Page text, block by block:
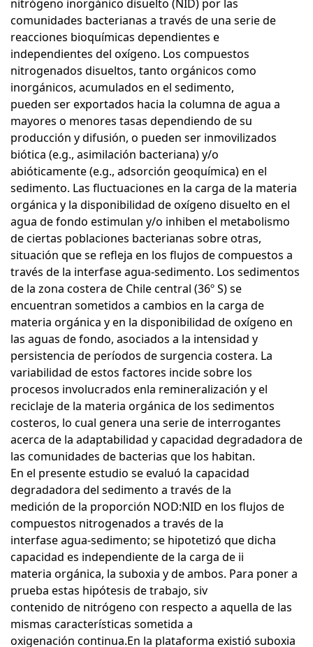
nitrógeno inorgánico disuelto (NID) por las
comunidades bacterianas a través de una serie de
reacciones bioquímicas dependientes e
independientes del oxígeno. Los compuestos
nitrogenados disueltos, tanto orgánicos como
inorgánicos, acumulados en el sedimento,
pueden ser exportados hacia la columna de agua a
mayores o menores tasas dependiendo de su
producción y difusión, o pueden ser inmovilizados
biótica (e.g., asimilación bacteriana) y/o
abióticamente (e.g., adsorción geoquímica) en el
sedimento. Las fluctuaciones en la carga de la materia
orgánica y la disponibilidad de oxígeno disuelto en el
agua de fondo estimulan y/o inhiben el metabolismo
de ciertas poblaciones bacterianas sobre otras,
situación que se refleja en los flujos de compuestos a
través de la interfase agua-sedimento. Los sedimentos
de la zona costera de Chile central (36º S) se
encuentran sometidos a cambios en la carga de
materia orgánica y en la disponibilidad de oxígeno en
las aguas de fondo, asociados a la intensidad y
persistencia de períodos de surgencia costera. La
variabilidad de estos factores incide sobre los
procesos involucrados enla remineralización y el
reciclaje de la materia orgánica de los sedimentos
costeros, lo cual genera una serie de interrogantes
acerca de la adaptabilidad y capacidad degradadora de
las comunidades de bacterias que los habitan.
En el presente estudio se evaluó la capacidad
degradadora del sedimento a través de la
medición de la proporción NOD:NID en los flujos de
compuestos nitrogenados a través de la
interfase agua-sedimento; se hipotetizó que dicha
capacidad es independiente de la carga de ii
materia orgánica, la suboxia y de ambos. Para poner a
prueba estas hipótesis de trabajo, siv
contenido de nitrógeno con respecto a aquella de las
mismas características sometida a
oxigenación continua.En la plataforma existió suboxia